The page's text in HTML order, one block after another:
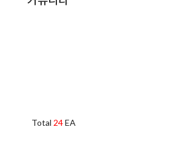
Total 24EA